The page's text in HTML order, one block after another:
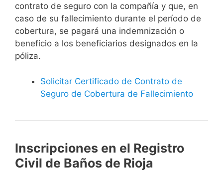
contrato de seguro con la compañía y que, en
caso de su fallecimiento durante el período de
cobertura, se pagará una indemnización o
beneficio a los beneficiarios designados en la
póliza.
Solicitar Certificado de Contrato de
Seguro de Cobertura de Fallecimiento
Inscripciones en el Registro
Civil de Baños de Rioja